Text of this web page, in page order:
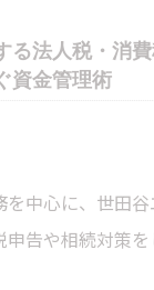
る法人税・消
資金管理術
中心に、世田
申告や相続対策